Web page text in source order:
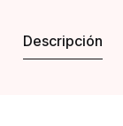
Descripción